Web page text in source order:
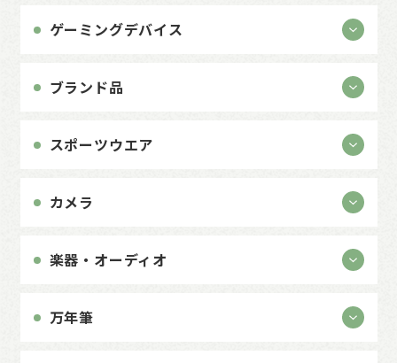
ゲーミングデバイス
ブランド品
スポーツウエア
カメラ
楽器・オーディオ
万年筆